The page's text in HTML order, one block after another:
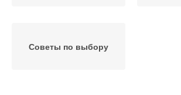
Советы по выбору